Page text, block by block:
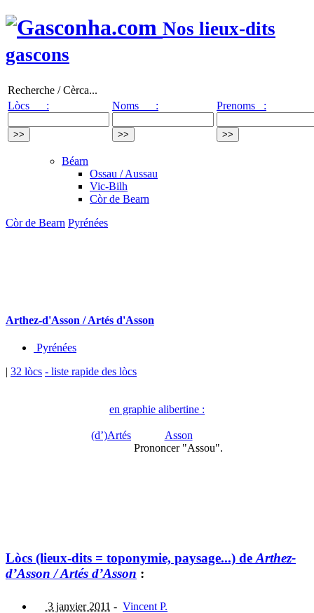
Nos lieux-dits
gascons
Recherche / Cèrca...
Lòcs :
Noms : Prenoms :
Béarn
Ossau / Aussau
Vic-Bilh
Còr de Bearn
Còr de Bearn Pyrénées
Arthez-d'Asson / Artés d'Asson
Pyrénées
| 32 lòcs - liste rapide des lòcs
en graphie alibertine :
(d’)Artés
Asson
Prononcer "Assou".
Lòcs (lieux-dits = toponymie, paysage...) de Arthez-
d’Asson / Artés d’Asson :
3 janvier 2011 - Vincent P.